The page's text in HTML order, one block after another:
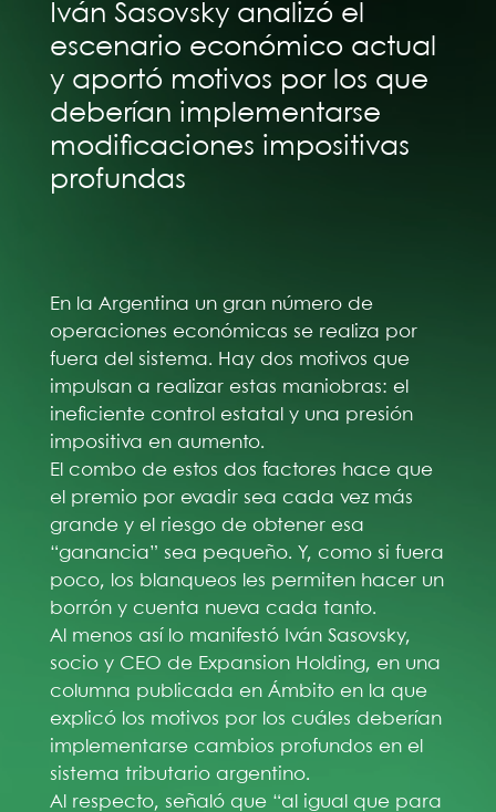
Iván Sasovsky analizó el
escenario económico actual
y aportó motivos por los que
deberían implementarse
modificaciones impositivas
profundas
En la Argentina un gran número de
operaciones económicas se realiza por
fuera del sistema. Hay dos motivos que
impulsan a realizar estas maniobras: el
ineficiente control estatal y una presión
impositiva en aumento.
El combo de estos dos factores hace que
el premio por evadir sea cada vez más
grande y el riesgo de obtener esa
“ganancia” sea pequeño. Y, como si fuera
poco, los blanqueos les permiten hacer un
borrón y cuenta nueva cada tanto.
Al menos así lo manifestó Iván Sasovsky,
socio y CEO de Expansion Holding, en una
columna publicada en Ámbito en la que
explicó los motivos por los cuáles deberían
implementarse cambios profundos en el
sistema tributario argentino.
Al respecto, señaló que “al igual que para